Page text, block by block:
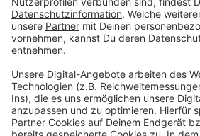
Daten zu Ihren
sammeln. Bitte lesen
Details durch und
Video
Mehr
Lil Nas X - STAR WALKIN' (League